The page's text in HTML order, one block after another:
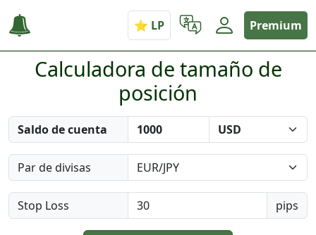
Premium
Calculadora de tamaño de
posición
Saldo de cuenta
Par de divisas
Stop Loss pips